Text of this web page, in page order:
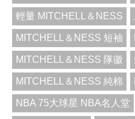
輕量 MITCHELL＆NESS
MITCHELL＆NESS 短袖
MITCHELL＆NESS 隊徽
MITCHELL＆NESS 純棉
NBA 75大球星 NBA名人堂